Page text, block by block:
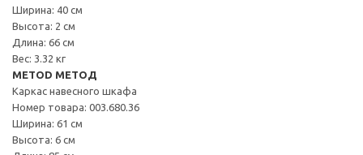
Ширина: 40 см
Высота: 2 см
Длина: 66 см
Вес: 3.32 кг
METOD МЕТОД
Каркас навесного шкафа
Номер товара: 003.680.36
Ширина: 61 см
Высота: 6 см